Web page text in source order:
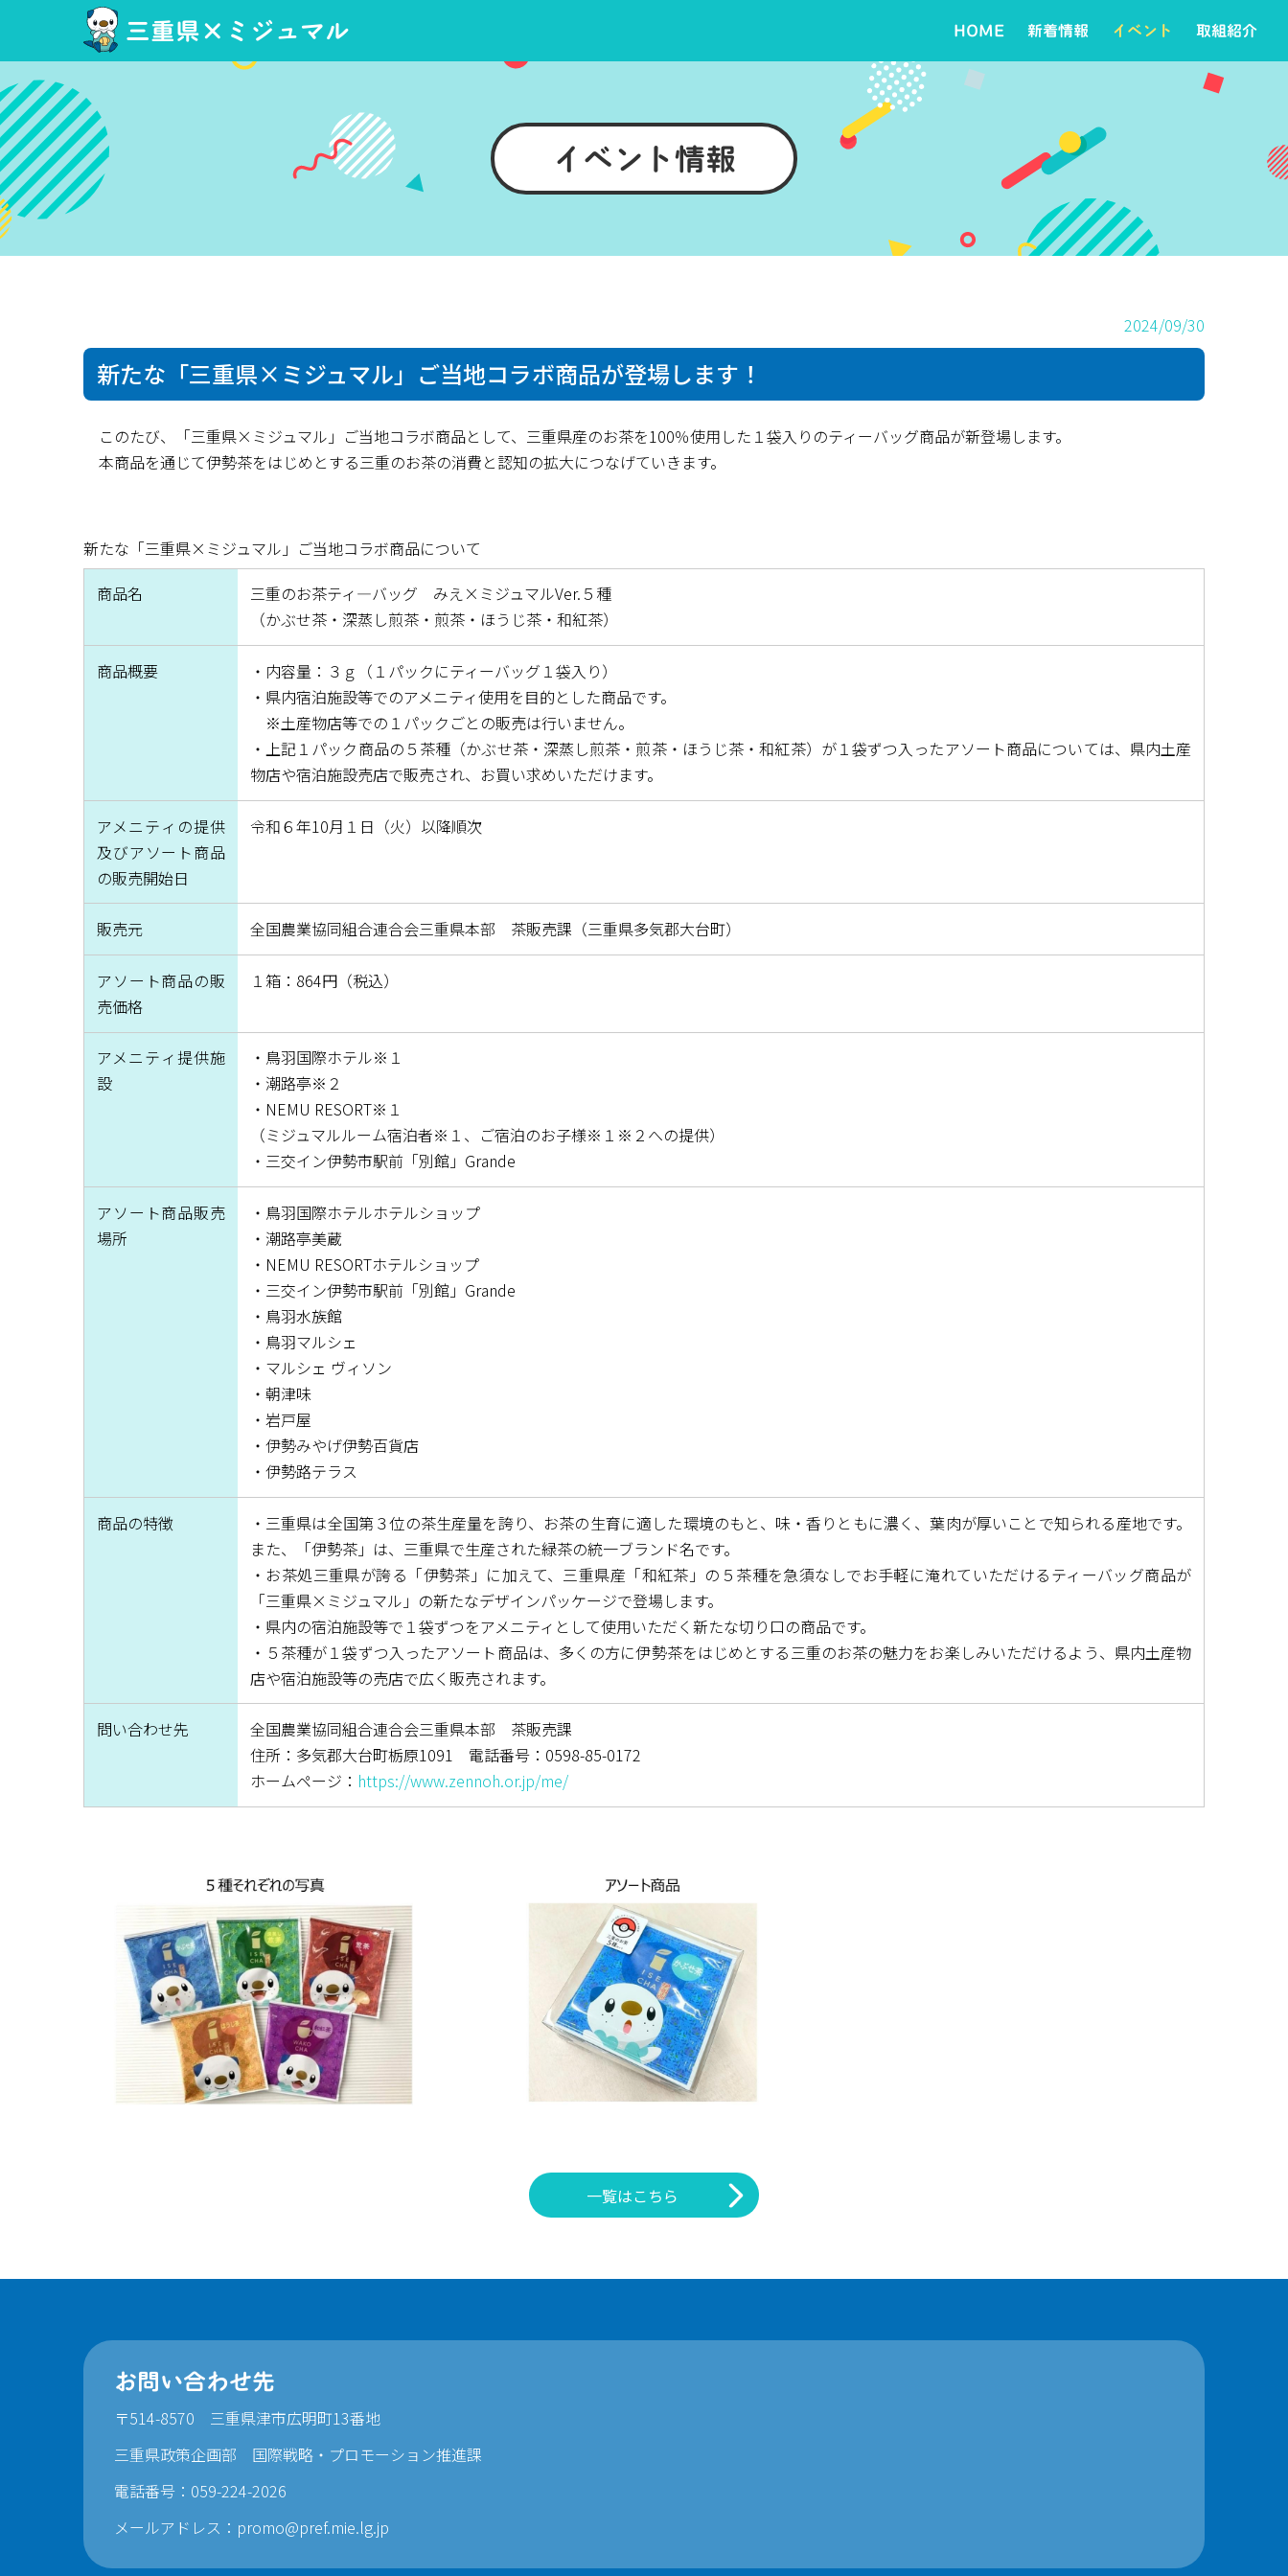
三重県×ミジュマル HOME 新着情報 イベント 取組紹介
イベント情報
新たな「三重県×ミジュマル」ご当地コラボ商品が登場します！
2024/09/30
このたび、「三重県×ミジュマル」ご当地コラボ商品として、三重県産のお茶を100％使用した１袋入りのティーバッグ商品が新登場します。
本商品を通じて伊勢茶をはじめとする三重のお茶の消費と認知の拡大につなげていきます。
新たな「三重県×ミジュマル」ご当地コラボ商品について
商品名
三重のお茶ティ―バッグ みえ×ミジュマルVer.５種
（かぶせ茶・深蒸し煎茶・煎茶・ほうじ茶・和紅茶）
商品概要
・内容量：３ｇ（１パックにティーバッグ１袋入り）
・県内宿泊施設等でのアメニティ使用を目的とした商品です。
※土産物店等での１パックごとの販売は行いません。
・上記１パック商品の５茶種（かぶせ茶・深蒸し煎茶・煎茶・ほうじ茶・和紅茶）が１袋ずつ入ったアソート商品については、県内土産
物店や宿泊施設売店で販売され、お買い求めいただけます。
アメニティの提供
及びアソート商品
の販売開始日
令和６年10月１日（火）以降順次
販売元 全国農業協同組合連合会三重県本部 茶販売課（三重県多気郡大台町）
アソート商品の販
売価格
１箱：864円（税込）
アメニティ提供施
設
・鳥羽国際ホテル※１
・潮路亭※２
・NEMU RESORT※１
（ミジュマルルーム宿泊者※１、ご宿泊のお子様※１※２への提供）
・三交イン伊勢市駅前「別館」Grande
アソート商品販売
場所
・鳥羽国際ホテルホテルショップ
・潮路亭美蔵
・NEMU RESORTホテルショップ
・三交イン伊勢市駅前「別館」Grande
・鳥羽水族館
・鳥羽マルシェ
・マルシェ ヴィソン
・朝津味
・岩戸屋
・伊勢みやげ伊勢百貨店
・伊勢路テラス
商品の特徴
・三重県は全国第３位の茶生産量を誇り、お茶の生育に適した環境のもと、味・香りともに濃く、葉肉が厚いことで知られる産地です。
また、「伊勢茶」は、三重県で生産された緑茶の統一ブランド名です。
・お茶処三重県が誇る「伊勢茶」に加えて、三重県産「和紅茶」の５茶種を急須なしでお手軽に淹れていただけるティーバッグ商品が
「三重県×ミジュマル」の新たなデザインパッケージで登場します。
・県内の宿泊施設等で１袋ずつをアメニティとして使用いただく新たな切り口の商品です。
・５茶種が１袋ずつ入ったアソート商品は、多くの方に伊勢茶をはじめとする三重のお茶の魅力をお楽しみいただけるよう、県内土産物
店や宿泊施設等の売店で広く販売されます。
問い合わせ先
全国農業協同組合連合会三重県本部 茶販売課
住所：多気郡大台町栃原1091 電話番号：0598-85-0172
ホームページ： https://www.zennoh.or.jp/me/
一覧はこちら
お問い合わせ先
〒514-8570 三重県津市広明町13番地
三重県政策企画部 国際戦略・プロモーション推進課
電話番号：059-224-2026
メールアドレス： promo@pref.mie.lg.jp